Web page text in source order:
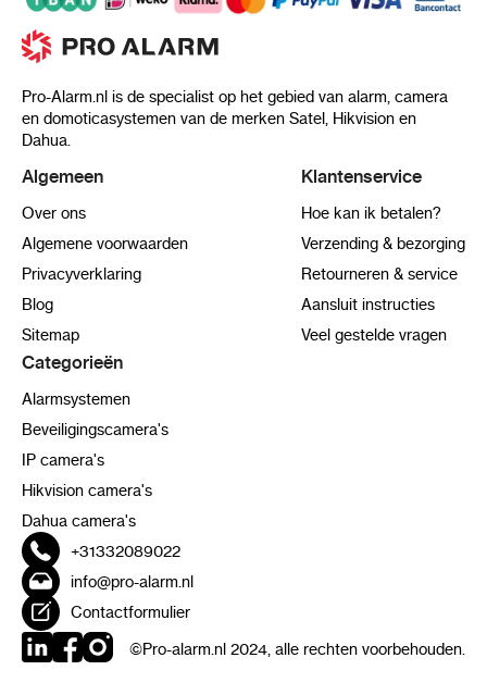
Pro-Alarm.nl is de specialist op het gebied van alarm, camera
en domoticasystemen van de merken Satel, Hikvision en
Dahua.
Algemeen
Over ons
Algemene voorwaarden
Privacyverklaring
Blog
Sitemap
Klantenservice
Hoe kan ik betalen?
Verzending & bezorging
Retourneren & service
Aansluit instructies
Veel gestelde vragen
Categorieën
Alarmsystemen
Beveiligingscamera's
IP camera's
Hikvision camera's
Dahua camera's
+31332089022
info@pro-alarm.nl
Contactformulier
©Pro-alarm.nl 2024, alle rechten voorbehouden.